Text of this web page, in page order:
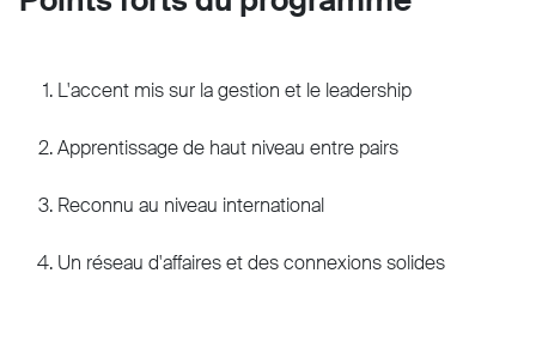
L'accent mis sur la gestion et le leadership
Apprentissage de haut niveau entre pairs
Reconnu au niveau international
Un réseau d'affaires et des connexions solides